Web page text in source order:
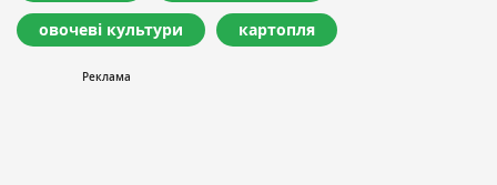
овочеві культури картопля